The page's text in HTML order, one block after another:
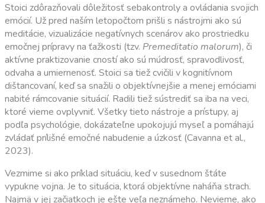
Stoici zdôrazňovali dôležitosť sebakontroly a ovládania svojich
emócií. Už pred naším letopočtom prišli s nástrojmi ako sú
meditácie, vizualizácie negatívnych scenárov ako prostriedku
emočnej prípravy na ťažkosti (tzv. Premeditatio malorum), či
aktívne praktizovanie cností ako sú múdrosť, spravodlivosť,
odvaha a umiernenosť. Stoici sa tiež cvičili v kognitívnom
dištancovaní, keď sa snažili o objektívnejšie a menej emóciami
nabité rámcovanie situácií. Radili tiež sústrediť sa iba na veci,
ktoré vieme ovplyvniť. Všetky tieto nástroje a prístupy, aj
podľa psychológie, dokázateľne upokojujú myseľ a pomáhajú
zvládať prílišné emočné nabudenie a úzkosť (Cavanna et al.,
2023).
Vezmime si ako príklad situáciu, keď v susednom štáte
vypukne vojna. Je to situácia, ktorá objektívne naháňa strach.
Najmä v jej začiatkoch je ešte veľa neznámeho. Nevieme, ako